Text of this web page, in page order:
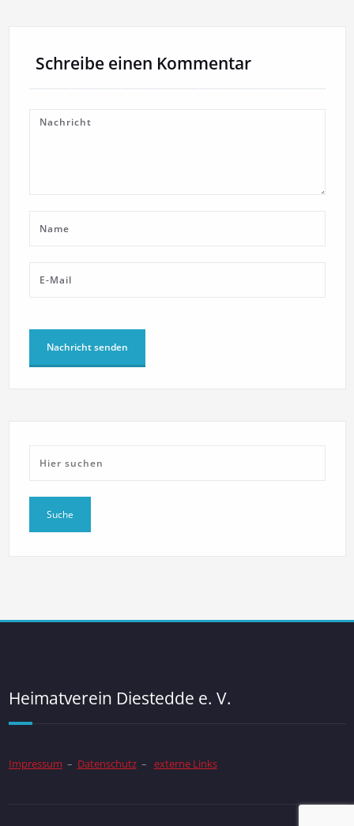
Schreibe einen Kommentar
Heimatverein Diestedde e. V.
Impressum – Datenschutz– externe Links